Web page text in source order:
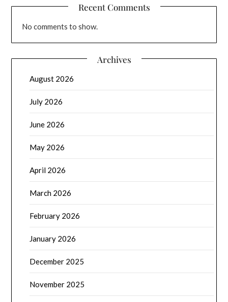
Recent Comments
No comments to show.
Archives
August 2026
July 2026
June 2026
May 2026
April 2026
March 2026
February 2026
January 2026
December 2025
November 2025